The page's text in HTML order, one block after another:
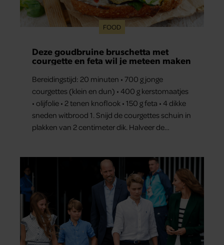
FOOD
Deze goudbruine bruschetta met
courgette en feta wil je meteen maken
Bereidingstijd: 20 minuten • 700 g jonge
courgettes (klein en dun) • 400 g kerstomaatjes
• olijfolie • 2 tenen knoflook • 150 g feta • 4 dikke
sneden witbrood 1. Snijd de courgettes schuin in
plakken van 2 centimeter dik. Halveer de